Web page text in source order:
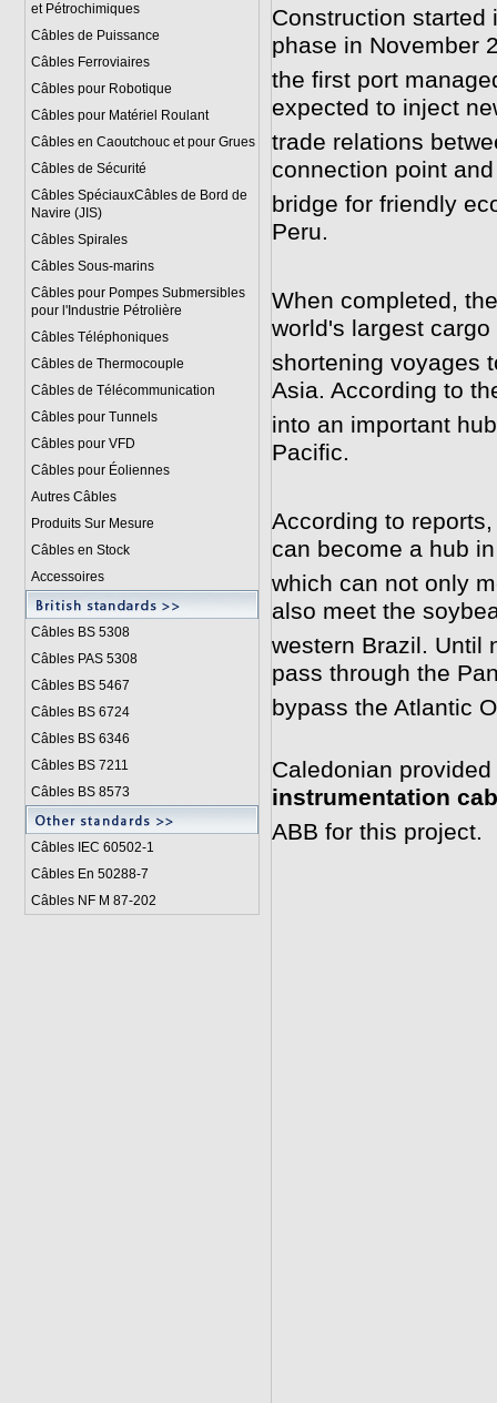
et Pétrochimiques
Câbles de Puissance
Câbles Ferroviaires
Câbles pour Robotique
Câbles pour Matériel Roulant
Câbles en Caoutchouc et pour Grues
Câbles de Sécurité
Câbles SpéciauxCâbles de Bord de
Navire (JIS)
Câbles Spirales
Câbles Sous-marins
Câbles pour Pompes Submersibles
pour l'Industrie Pétrolière
Câbles Téléphoniques
Câbles de Thermocouple
Câbles de Télécommunication
Câbles pour Tunnels
Câbles pour VFD
Câbles pour Éoliennes
Autres Câbles
Produits Sur Mesure
Câbles en Stock
Accessoires
Câbles BS 5308
Câbles PAS 5308
Câbles BS 5467
Câbles BS 6724
Câbles BS 6346
Câbles BS 7211
Câbles BS 8573
Câbles IEC 60502-1
Câbles En 50288-7
Câbles NF M 87-202
Construction started
phase in November
the first port
expected to inject
trade relations
connection point
bridge for friendly
Peru.
When completed,
world's largest
shortening voyages
Asia. According to
into an important
Pacific.
According to
can become a hub
which can not only
also meet the
western Brazil. Until
pass through the
bypass the Atlantic
Caledonian provided
instrumentation
ABB for this project.